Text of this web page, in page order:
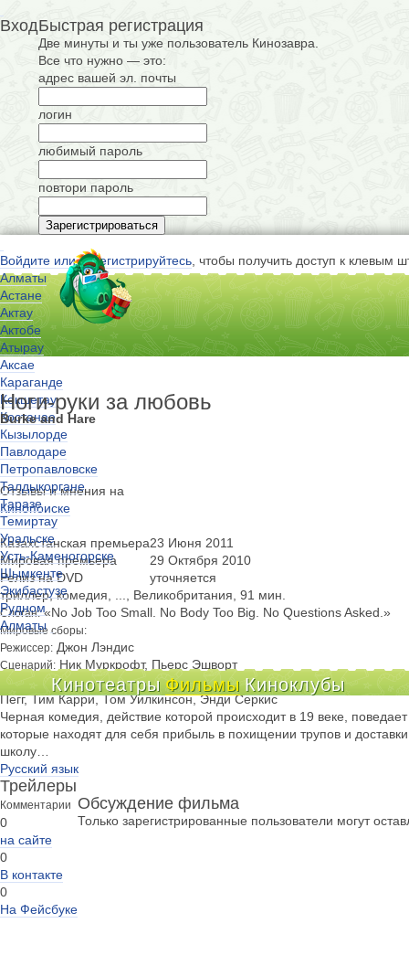
ВходБыстрая регистрация
Две минуты и ты уже пользователь Кинозавра.
Все что нужно — это:
адрес вашей эл. почты
логин
любимый пароль
повтори пароль
Войдите или зарегистрируйтесь , чтобы получить доступ к клевым
Алматы
Астане
Актау
Актобе
Атырау
Аксае
Караганде
Кокшетау
Костанае
Кызылорде
Павлодаре
Петропавловске
Талдыкоргане
Таразе
Темиртау
Уральске
Усть-Каменогорске
Шымкенте
Экибастузе
Рудном
Алматы
Кинотеатры Фильмы Киноклубы
Ноги-руки за любовь
Burke and Hare
Отзывы и мнения на
Кинопоиске
Казахстанская премьера23 Июня 2011
Мировая премьера
29 Октября 2010
Релиз на DVD
уточняется
триллер, комедия, ..., Великобритания, 91 мин.
Слоган:«No Job Too Small. No Body Too Big. No Questions Asked.»
Мировые сборы:
Режиссер: Джон Лэндис
Сценарий: Ник Муркрофт, Пьерс Эшворт
Айла Фишер, Билл Бэйли, Джессика Хайнс, Кристиан
Пегг, Тим Карри, Том Уилкинсон, Энди Серкис
Черная комедия, действие которой происходит в 19 веке,
которые находят для себя прибыль в похищении трупов и
школу…
Русский язык
Трейлеры
Комментарии
0
на сайте
0
В контакте
0
На Фейсбуке
Обсуждение фильма
Только зарегистрированные пользователи могут